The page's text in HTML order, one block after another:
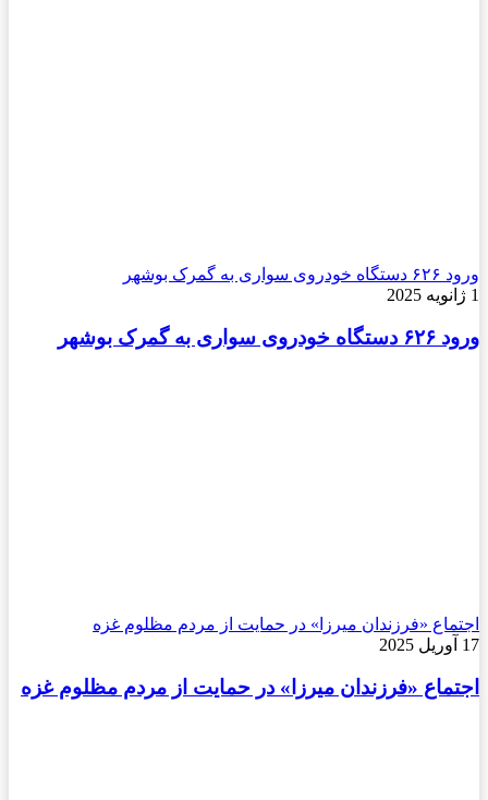
ورود ۶۲۶ دستگاه خودروی سواری به گمرک بوشهر
1 ژانویه 2025
ورود ۶۲۶ دستگاه خودروی سواری به گمرک بوشهر
اجتماع «فرزندان میرزا» در حمایت از مردم مظلوم غزه
17 آوریل 2025
اجتماع «فرزندان میرزا» در حمایت از مردم مظلوم غزه